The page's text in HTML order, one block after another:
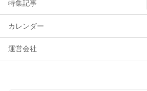
特集記事
カレンダー
運営会社